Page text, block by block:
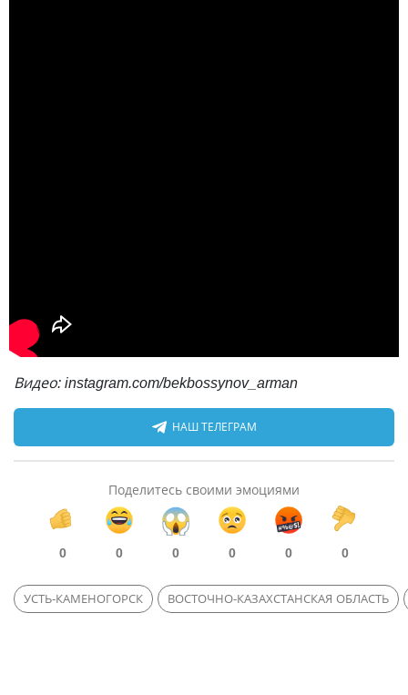
Видео: instagram.com/bekbossynov_arman
НАШ ТЕЛЕГРАМ
Поделитесь своими эмоциями
0 0 0 0 0 0
УСТЬ-КАМЕНОГОРСК ВОСТОЧНО-КАЗАХСТАНСКАЯ ОБЛАСТЬ